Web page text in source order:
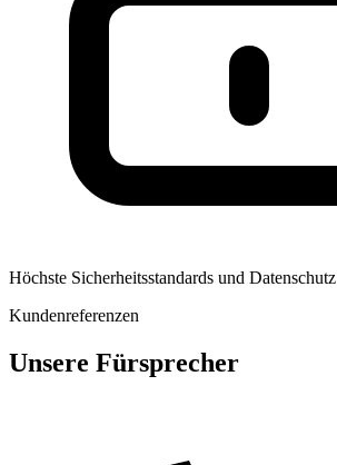
Höchste Sicherheitsstandards und Datenschutz
Kundenreferenzen
Unsere Fürsprecher